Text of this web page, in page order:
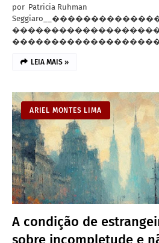
por Patricia Ruhman
LEIA MAIS »
ARIEL MONTES LIMA
A condição de
sobre incompletude e